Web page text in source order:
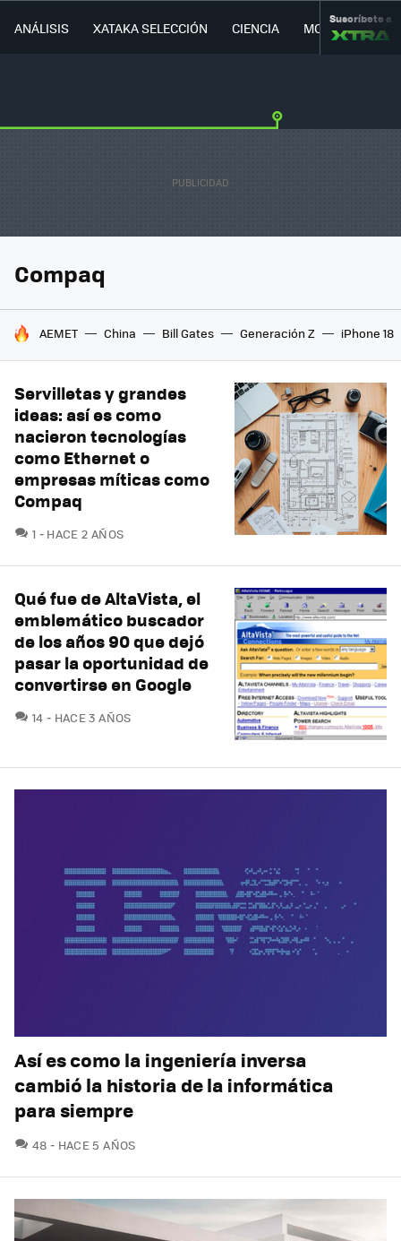
ANÁLISIS XATAKA SELECCIÓN CIENCIA MOVILIDAD
Suscríbete a
Compaq
HOY SE HABLA DE
AEMET China Bill Gates Generación Z iPhone 18
Servilletas y grandes
ideas: así es como
nacieron tecnologías
como Ethernet o
empresas míticas como
Compaq
1 COMENTARIOS
HACE 2 AÑOS
Qué fue de AltaVista, el
emblemático buscador
de los años 90 que dejó
pasar la oportunidad de
convertirse en Google
14 COMENTARIOS
HACE 3 AÑOS
Así es como la ingeniería inversa
cambió la historia de la informática
para siempre
48 COMENTARIOS
HACE 5 AÑOS